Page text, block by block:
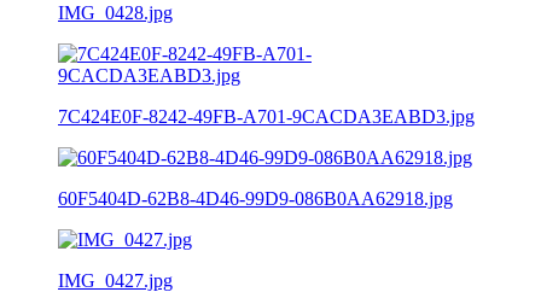
IMG_0428.jpg
7C424E0F-8242-49FB-A701-9CACDA3EABD3.jpg
60F5404D-62B8-4D46-99D9-086B0AA62918.jpg
IMG_0427.jpg